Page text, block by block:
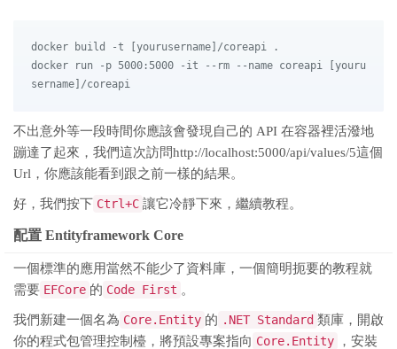
docker build -t [yourusername]/coreapi .
docker run -p 5000:5000 -it --rm --name coreapi [youru
不出意外等一段時間你應該會發現自己的 API 在容器裡活潑地
蹦達了起來，我們這次訪問http://localhost:5000/api/values/5這個
Url，你應該能看到跟之前一樣的結果。
好，我們按下 Ctrl+C 讓它冷靜下來，繼續教程。
配置 Entityframework Core
一個標準的應用當然不能少了資料庫，一個簡明扼要的教程就
需要 EFCore 的 Code First 。
我們新建一個名為 Core.Entity 的 .NET Standard 類庫，開啟
你的程式包管理控制檯，將預設專案指向 Core.Entity
，安裝